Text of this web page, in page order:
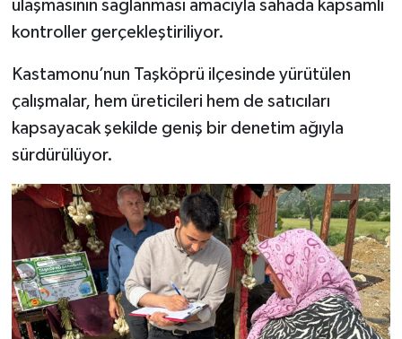
ulaşmasının sağlanması amacıyla sahada kapsamlı
kontroller gerçekleştiriliyor.
Kastamonu’nun Taşköprü ilçesinde yürütülen
çalışmalar, hem üreticileri hem de satıcıları
kapsayacak şekilde geniş bir denetim ağıyla
sürdürülüyor.
Tosya Haberleri
Karadeniz Haberleri
Ulusal Haberler
Teknoloji Haberleri
Siyaset Haberleri
Dünya Haberleri